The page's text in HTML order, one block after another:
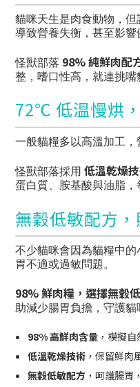
貓咪天生是肉食動物，但
導致營養失衡，甚至影響
怪獸部落 98% 純鮮肉配
整，嗜口性高，就連挑嘴
72℃ 低溫慢烘
一般貓糧多以高溫加工，
怪獸部落採用 低溫乾燥
蛋白質、胺基酸與油脂，
無穀低敏配方
不少貓咪會因為貓糧中
胃不適或過敏問題。
98% 鮮肉糧，選擇無穀
助減少腸胃負擔，守護貓
98% 高鮮肉含量 ，模擬
低溫乾燥技術 ，保留鮮肉
無穀低敏配方 ，呵護腸胃